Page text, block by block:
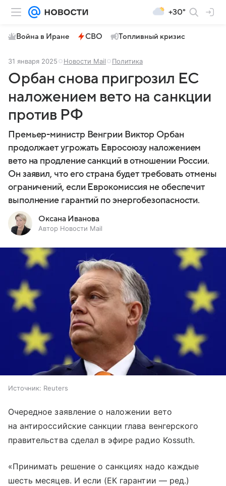
+30°
Война в Иране СВО Топливный кризис
31 января 2025 Новости Mail Политика
Орбан снова пригрозил ЕС
наложением вето на санкции
против РФ
Премьер-министр Венгрии Виктор Орбан
продолжает угрожать Евросоюзу наложением
вето на продление санкций в отношении России.
Он заявил, что его страна будет требовать отмены
ограничений, если Еврокомиссия не обеспечит
выполнение гарантий по энергобезопасности.
Оксана Иванова
Автор Новости Mail
Источник: Reuters
Очередное заявление о наложении вето
на антироссийские санкции глава венгерского
правительства сделал в эфире радио Kossuth.
«Принимать решение о санкциях надо каждые
шесть месяцев. И если (ЕК гарантии — ред.)